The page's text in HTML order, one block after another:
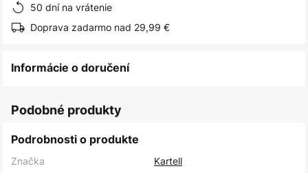
50 dní na vrátenie
Doprava zadarmo nad 29,99 €
Informácie o doručení
Podobné produkty
Podrobnosti o produkte
Značka
Kartell